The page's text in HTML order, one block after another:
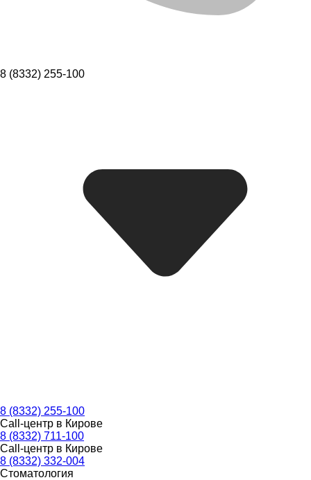
8 (8332) 255-100
8 (8332) 255-100
Call-центр в Кирове
8 (8332) 711-100
Call-центр в Кирове
8 (8332) 332-004
Стоматология